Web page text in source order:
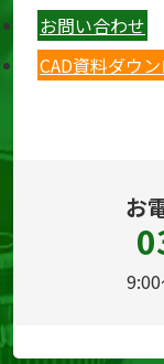
お問い合わせ
CAD資料ダウ
お